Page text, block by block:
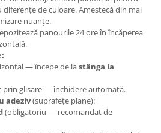
de culoare. Amestecă din mai
nuanțe.
panourile 24 ore în încăperea
— începe de lastânga la
prin glisare — închidere automată.
adeziv(suprafețe plane):
(obligatoriu — recomandat de